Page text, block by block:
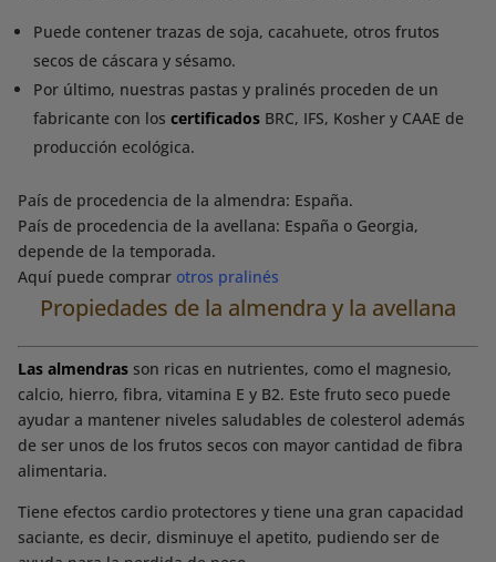
Puede contener trazas de soja, cacahuete, otros frutos
secos de cáscara y sésamo.
Por último, nuestras pastas y pralinés proceden de un
fabricante con loscertificados BRC, IFS, Kosher y CAAE de
producción ecológica.
País de procedencia de la almendra: España.
País de procedencia de la avellana: España o Georgia,
depende de la temporada.
Aquí puede comprar otros pralinés
Propiedades de la almendra y la avellana
Las almendras son ricas en nutrientes, como el magnesio,
calcio, hierro, fibra, vitamina E y B2. Este fruto seco puede
ayudar a mantener niveles saludables de colesterol además
de ser unos de los frutos secos con mayor cantidad de fibra
alimentaria.
Tiene efectos cardio protectores y tiene una gran capacidad
saciante, es decir, disminuye el apetito, pudiendo ser de